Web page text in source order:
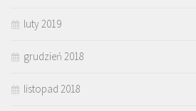
luty 2019
grudzień 2018
listopad 2018